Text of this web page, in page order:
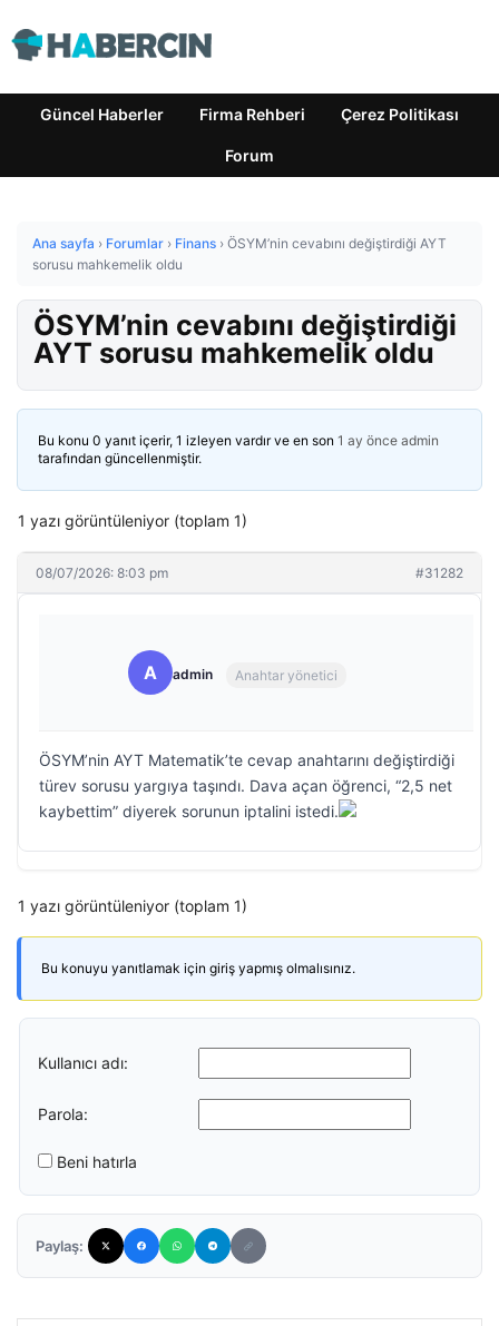
Güncel Haberler Firma Rehberi Çerez Politikası
Forum
Ana sayfa › Forumlar › Finans › ÖSYM’nin cevabını değiştirdiği AYT
sorusu mahkemelik oldu
ÖSYM’nin cevabını değiştirdiği
AYT sorusu mahkemelik oldu
Bu konu 0 yanıt içerir, 1 izleyen vardır ve en son 1 ay önce admin
tarafından güncellenmiştir.
1 yazı görüntüleniyor (toplam 1)
08/07/2026: 8:03 pm #31282
A admin Anahtar yönetici
ÖSYM’nin AYT Matematik’te cevap anahtarını değiştirdiği
türev sorusu yargıya taşındı. Dava açan öğrenci, “2,5 net
kaybettim” diyerek sorunun iptalini istedi.
1 yazı görüntüleniyor (toplam 1)
Bu konuyu yanıtlamak için giriş yapmış olmalısınız.
Kullanıcı adı:
Parola:
Beni hatırla
Paylaş: